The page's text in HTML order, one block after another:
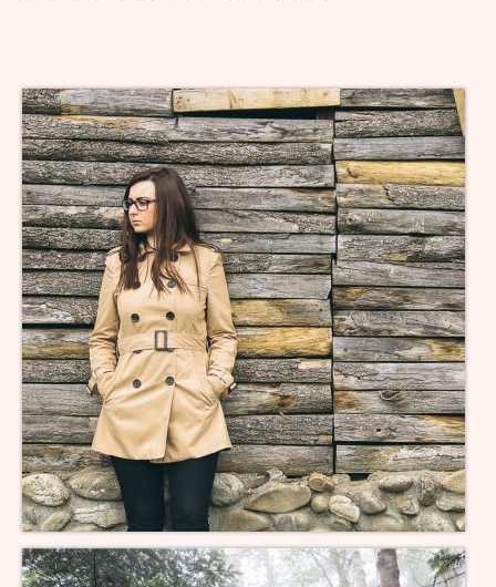
LechSamtpfötchen
Worldchampion Littlefoot von den
LechSamtpfötchen
Kitten
Verpaarungspläne
Z-Wurf vom 14.03.2026
Y-Wurf vom 21.02.2026
X-Wurf vom 27.04.2025
W-Wurf vom 24.04.2025
V-Wurf vom 20.04.2025
U-Wurf vom 13.04.2025
T-Wurf vom 30.09.2024